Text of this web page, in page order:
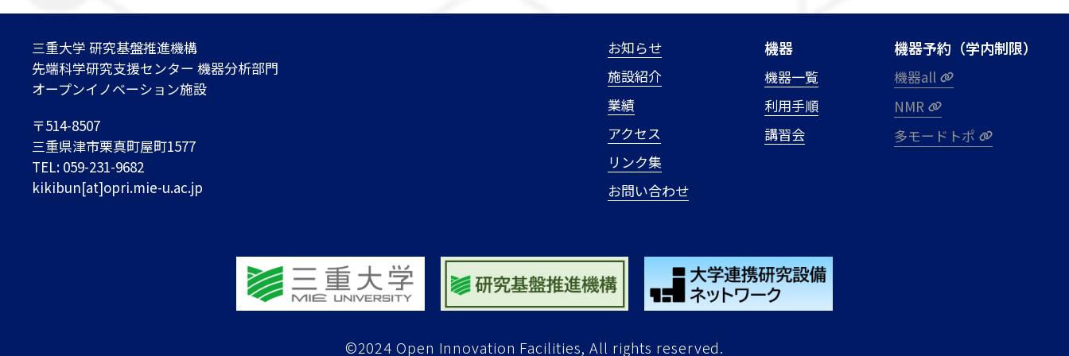
三重大学 研究基盤推進機構
先端科学研究支援センター 機器分析部門
オープンイノベーション施設
〒514-8507
三重県津市栗真町屋町1577
TEL: 059-231-9682
kikibun[at]opri.mie-u.ac.jp
お知らせ
施設紹介
業績
アクセス
リンク集
お問い合わせ
機器
機器一覧
利用手順
講習会
機器予約（学内制限）
機器all
NMR
多モードトポ
©2024 Open Innovation Facilities, All rights reserved.